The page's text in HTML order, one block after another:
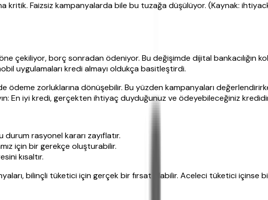
kritik. Faizsiz kampanyalarda bile bu tuzağa düşülüyor. (Kaynak:
çekiliyor, borç sonradan ödeniyor. Bu değişimde dijital bankacılığın
uygulamaları kredi almayı oldukça basitleştirdi.
ödeme zorluklarına dönüşebilir. Bu yüzden kampanyaları
En iyi kredi, gerçekten ihtiyaç duyduğunuz ve ödeyebileceğiniz
durum rasyonel kararı zayıflatır.
için bir gerekçe oluşturabilir.
kısaltır.
bilinçli tüketici için gerçek bir fırsat olabilir. Aceleci tüketici içinse